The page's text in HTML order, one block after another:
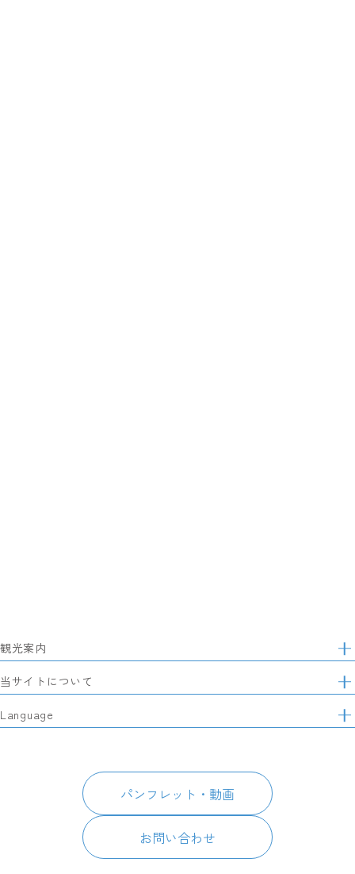
サ
イ
ト
マ
ッ
プ
観光案内
特集
モデルコース
当サイトについて
静岡県観光協会について
パンフレット・動画
Language
パンフレット・動画
お問い合わせ